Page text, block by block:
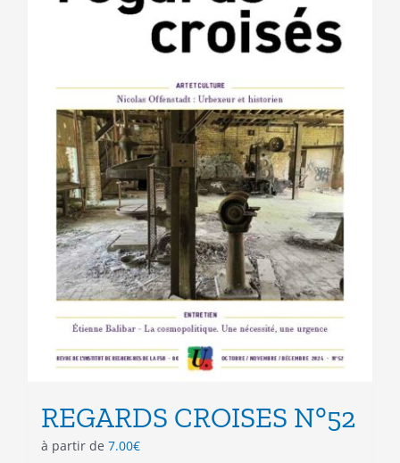
REGARDS CROISES N°52
à partir de 7.00€